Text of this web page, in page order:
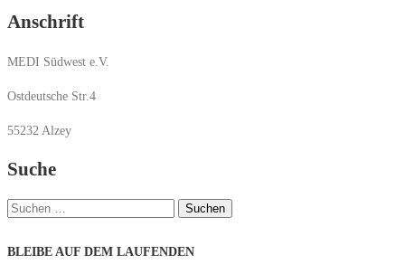
Anschrift
MEDI Südwest e.V.
Ostdeutsche Str.4
55232 Alzey
Suche
Suchen
BLEIBE AUF DEM LAUFENDEN